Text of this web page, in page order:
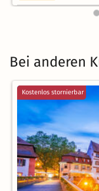
Bei anderen
Kostenlos stornierbar